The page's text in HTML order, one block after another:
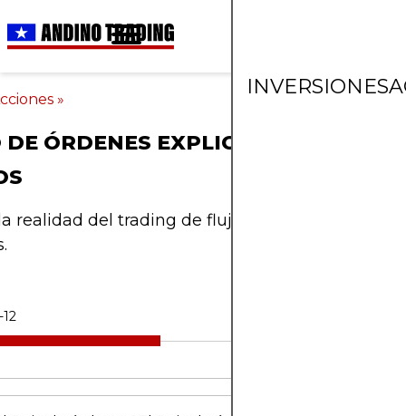
INVERSIONES
»
DE ÓRDENES EXPLICADO:
realidad del trading de flujo de órdenes y